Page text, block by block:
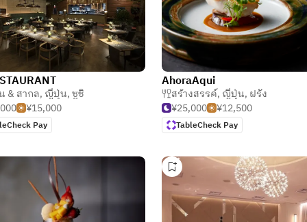
& สากล, ญี่ปุ่น, ซูชิ
¥15,000
Pay
AhoraAqui
สร้างสรรค์, ญี่ปุ่น, ฝรั่ง
¥25,000
¥12,500
TableCheck Pay